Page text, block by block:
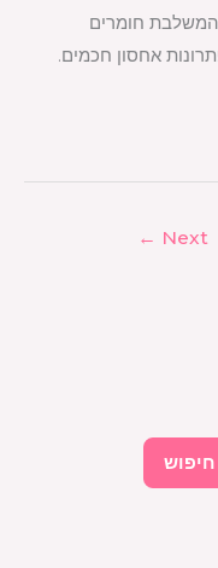
המשלבת חומרים
אחסון חכמים.
Next
←
חיפוש